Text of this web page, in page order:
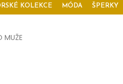
KOLEKCE MÓDA ŠPERKY
MUŽE